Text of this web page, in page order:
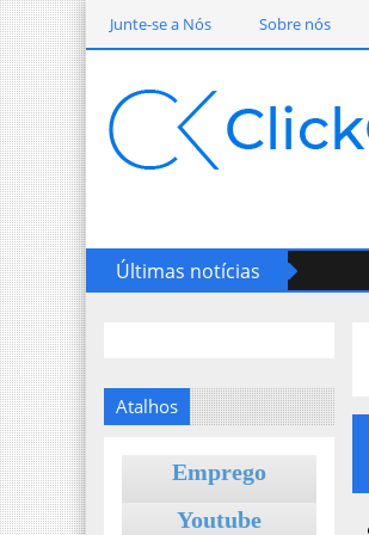
Junte-se a Nós Sobre nós
Últimas notícias
Atalhos
Emprego
Youtube